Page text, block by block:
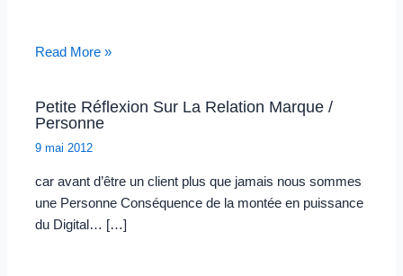
Read More »
Petite Réflexion Sur La Relation Marque /
Personne
9 mai 2012
car avant d’être un client plus que jamais nous sommes
une Personne Conséquence de la montée en puissance
du Digital… […]